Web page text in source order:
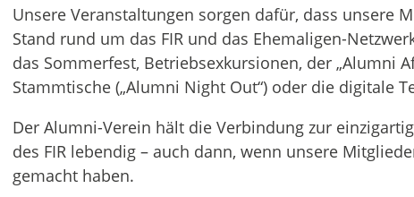
Unsere Veranstaltungen sorgen dafür, dass unsere
Stand rund um das FIR und das Ehemaligen-
das Sommerfest, Betriebsexkursionen, der „Alumni
Stammtische („Alumni Night Out“) oder die digitale
Der Alumni-Verein hält die Verbindung zur
des FIR lebendig – auch dann, wenn unsere
gemacht haben.